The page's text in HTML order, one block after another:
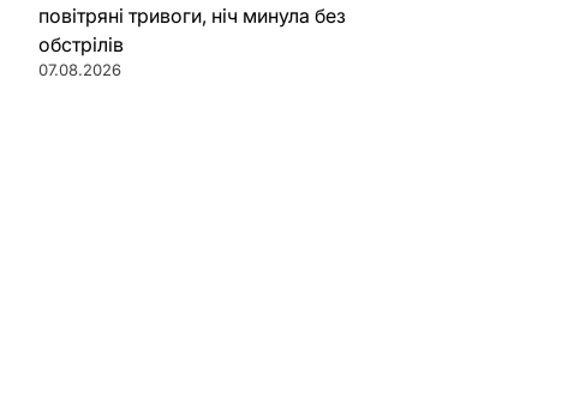
повітряні тривоги, ніч минула без
обстрілів
07.08.2026